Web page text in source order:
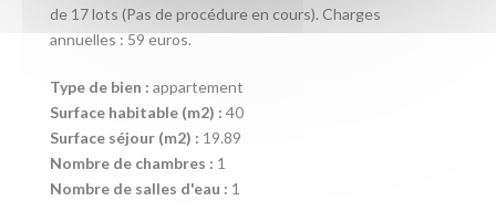
de 17 lots (Pas de procédure en cours). Charges
annuelles : 59 euros.
Type de bien : appartement
Surface habitable (m2) : 40
Surface séjour (m2) : 19.89
Nombre de chambres : 1
Nombre de salles d'eau : 1